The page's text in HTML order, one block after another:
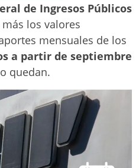
de Ingresos Públicos
los valores
mensuales de los
a partir de septiembre
quedan.